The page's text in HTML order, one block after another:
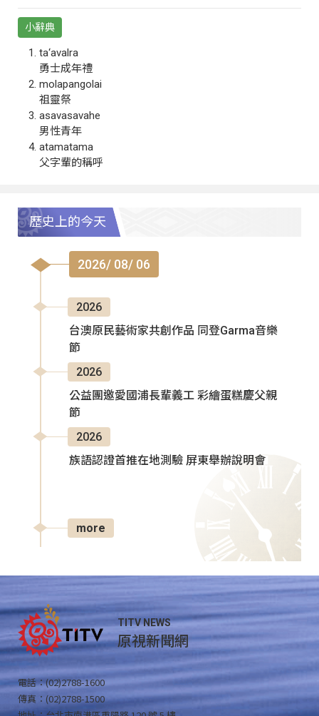
小辭典
ta‘avalra
勇士成年禮
molapangolai
祖靈祭
asavasavahe
男性青年
atamatama
父字輩的稱呼
歷史上的今天
2026/ 08/ 06
2026
台澳原民藝術家共創作品 同登Garma音樂
節
2026
公益團邀愛國浦長輩義工 彩繪蛋糕慶父親
節
2026
族語認證首推在地測驗 屏東舉辦說明會
more
TITV NEWS
原視新聞網
電話：(02)2788-1600
傳真：(02)2788-1500